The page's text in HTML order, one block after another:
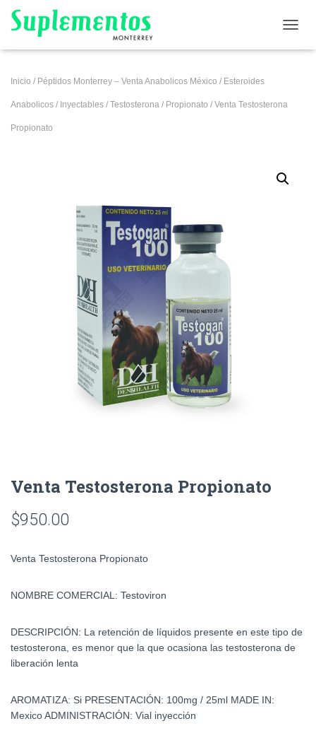
Inicio / Péptidos Monterrey – Venta Anabolicos México / Esteroides
Anabolicos / Inyectables / Testosterona / Propionato / Venta Testosterona
Propionato
Venta Testosterona Propionato
$950.00
Venta Testosterona Propionato
NOMBRE COMERCIAL: Testoviron
DESCRIPCIÓN: La retención de líquidos presente en este tipo de
testosterona, es menor que la que ocasiona las testosterona de
liberación lenta
AROMATIZA: Si PRESENTACIÓN: 100mg / 25ml MADE IN:
MexicoADMINISTRACIÓN: Vial inyección